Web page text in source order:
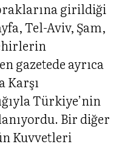
girildiği
Tel-Aviv, Şam,
gazetede ayrıca
Karşı
Türkiye’nin
Bir diğer
Kuvvetleri